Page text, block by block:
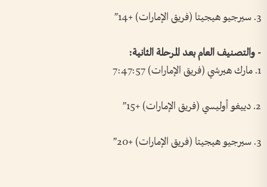
3. سيرجيو هيجيتا (فريق الإمارات) +14”
- والتصنيف العام بعد المرحلة الثانية:
1. مارك هيرشي (فريق الإمارات) 7:47:57
2. دييغو أوليسي (فريق الإمارات) +15”
3. سيرجيو هيجيتا (فريق الإمارات) +20”